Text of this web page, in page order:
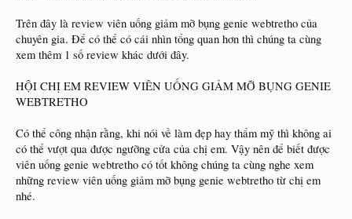
Trên đây là review viên uống giảm mỡ bụng genie webtretho của
chuyên gia. Để có thể có cái nhìn tổng quan hơn thì chúng ta cùng
xem thêm 1 số review khác dưới đây.
HỘI CHỊ EM REVIEW VIÊN UỐNG GIẢM MỠ BỤNG GENIE
WEBTRETHO
Có thể công nhận rằng, khi nói về làm đẹp hay thẩm mỹ thì không ai
có thể vượt qua được ngưỡng cửa của chị em. Vậy nên để biết được
viên uống genie webtretho có tốt không chúng ta cùng nghe xem
những review viên uống giảm mỡ bụng genie webtretho từ chị em
nhé.